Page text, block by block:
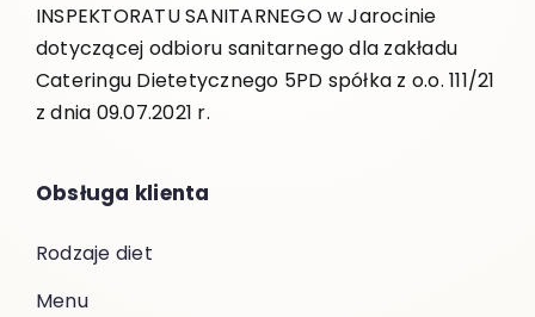
INSPEKTORATU SANITARNEGO w Jarocinie
dotyczącej odbioru sanitarnego dla zakładu
Cateringu Dietetycznego 5PD spółka z o.o. 111/21
z dnia 09.07.2021 r.
Obsługa klienta
Rodzaje diet
Menu